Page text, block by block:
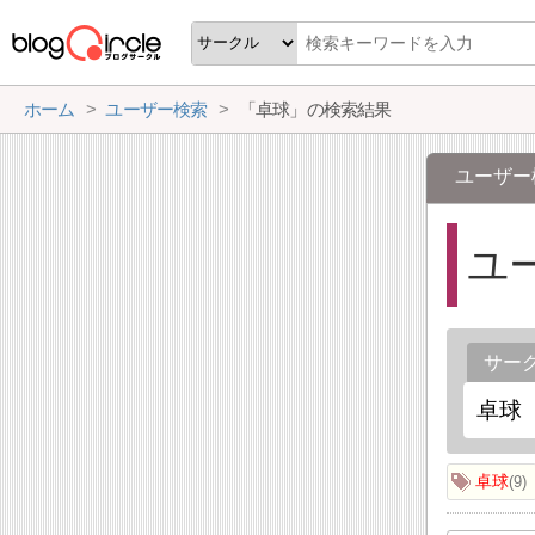
ホーム ユーザー検索 「卓球」の検索結果
ユーザ
ユ
サー
卓球 9